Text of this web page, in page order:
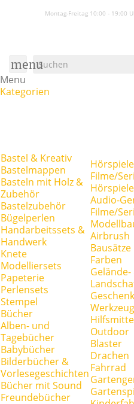
Montag-Freitag 10:00 - 19:00
menu
Menu
Kategorien
Bastel & Kreativ
Bastelmappen
Basteln mit Holz &
Zubehör
Bastelzubehör
Bügelperlen
Handarbeitssets &
Handwerk
Knete
Modelliersets
Papeterie
Perlensets
Stempel
Bücher
Alben- und
Tagebücher
Babybücher
Bilderbücher &
Vorlesegeschichten
Bücher mit Sound
Freundebücher
Filme/
Hörspiele
Audio-
Filme/
Airbrush
Bausätze
Farben
Gelände-
Outdoor
Blaster
Drachen
Fahrrad